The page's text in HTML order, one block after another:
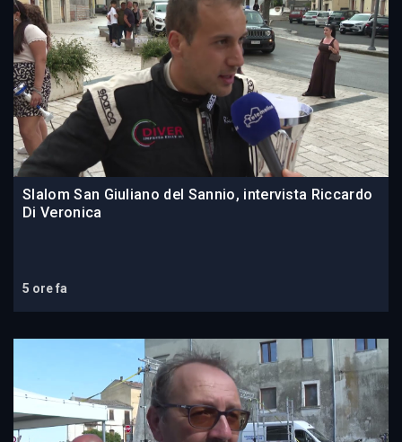
Slalom San Giuliano del Sannio, intervista Riccardo
Di Veronica
5 ore fa